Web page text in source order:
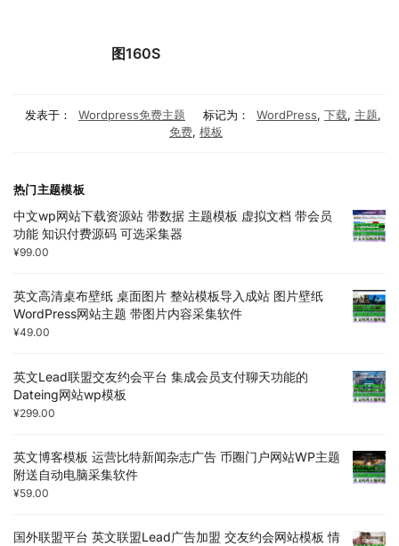
图160S
发表于： Wordpress免费主题 标记为： WordPress, 下载, 主题,
免费, 模板
热门主题模板
中文wp网站下载资源站 带数据 主题模板 虚拟文档 带会员
功能 知识付费源码 可选采集器
¥99.00
英文高清桌布壁纸 桌面图片 整站模板导入成站 图片壁纸
WordPress网站主题 带图片内容采集软件
¥49.00
英文Lead联盟交友约会平台 集成会员支付聊天功能的
Dateing网站wp模板
¥299.00
英文博客模板 运营比特新闻杂志广告 币圈门户网站WP主题
附送自动电脑采集软件
¥59.00
国外联盟平台 英文联盟Lead广告加盟 交友约会网站模板 情